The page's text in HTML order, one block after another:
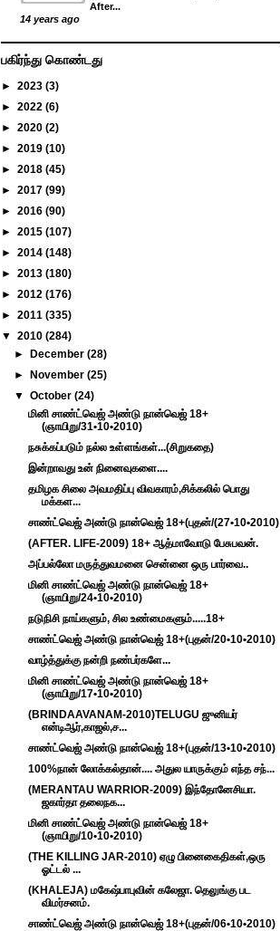
After...
14 years ago
பகிர்ந்து கொண்டது
► 2023 (3)
► 2022 (6)
► 2020 (2)
► 2019 (10)
► 2018 (45)
► 2017 (99)
► 2016 (90)
► 2015 (107)
► 2014 (148)
► 2013 (180)
► 2012 (176)
► 2011 (335)
▼ 2010 (284)
►
December(28)
►
November(25)
▼October(24)
மினி சாண்ட்வெஜ் அண்டு நான்வெஜ் 18+
(ஞாயிறு/31•10•2010)
நசுக்கப்படும் நல்ல உள்ளங்கள்...(சிறுகதை)
இன்றாவது உன் நினைவுகளை....
தமிழக சிலை அவமதிப்பு விவகாரம்,சிக்கலில் பொது
மக்கள...
சாண்ட்வெஜ் அண்டு நான்வெஜ் 18+(புதன்/(27•10•2010)
(AFTER. LIFE-2009) 18+ ஆத்மாவோடு பேசுபவன்.
அப்பல்லோ மருத்துவமனை சென்னை ஒரு பார்வை..
மினி சாண்ட்வெஜ் அண்டு நான்வெஜ் 18+
(ஞாயிறு/24•10•2010)
நடுநிசி நாய்களும், சில உண்மைகளும்.....18+
சாண்ட்வெஜ் அண்டு நான்வெஜ் 18+(புதன்/20•10•2010)
வாழ்த்துக்கு நன்றி நண்பர்களே...
மினி சாண்ட்வெஜ் அண்டு நான்வெஜ் 18+
(ஞாயிறு/17•10•2010)
(BRINDAAVANAM-2010)TELUGU ஜுனியர்
என்டிஆர்,காஜல்,ச...
சாண்ட்வெஜ் அண்டு நான்வெஜ் 18+(புதன்/13•10•2010)
100%நான் லோக்கல்தான்.... அதுல யாருக்கும் எந்த சந்...
(MERANTAU WARRIOR-2009) இந்தோனேசியா.
ஜகார்தா தலைநக...
மினி சாண்ட்வெஜ் அண்டு நான்வெஜ் 18+
(ஞாயிறு/10•10•2010)
(THE KILLING JAR-2010) ஏழு பினைகைதிகள்,ஒரு
ஓட்டல் ...
(KHALEJA) மகேஷ்பாபுவின் கலேஜா. தெலுங்கு பட
விமர்சனம்.
சாண்ட்வெஜ் அண்டு நான்வெஜ் 18+(புதன்/06•10•2010)